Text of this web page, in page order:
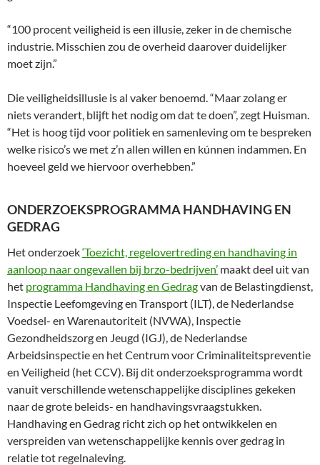
“100 procent veiligheid is een illusie, zeker in de chemische
industrie. Misschien zou de overheid daarover duidelijker
moet zijn.”
Die veiligheidsillusie is al vaker benoemd. “Maar zolang er
niets verandert, blijft het nodig om dat te doen”, zegt Huisman.
“Het is hoog tijd voor politiek en samenleving om te bespreken
welke risico’s we met z’n allen willen en kúnnen indammen. En
hoeveel geld we hiervoor overhebben.”
ONDERZOEKSPROGRAMMA HANDHAVING EN
GEDRAG
Het onderzoek‘Toezicht, regelovertreding en handhaving in
aanloop naar ongevallen bij brzo-bedrijven’ maakt deel uit van
het programma Handhaving en Gedragvan de Belastingdienst,
Inspectie Leefomgeving en Transport (ILT), de Nederlandse
Voedsel- en Warenautoriteit (NVWA), Inspectie
Gezondheidszorg en Jeugd (IGJ), de Nederlandse
Arbeidsinspectie en het Centrum voor Criminaliteitspreventie
en Veiligheid (het CCV). Bij dit onderzoeksprogramma wordt
vanuit verschillende wetenschappelijke disciplines gekeken
naar de grote beleids- en handhavingsvraagstukken.
Handhaving en Gedrag richt zich op het ontwikkelen en
verspreiden van wetenschappelijke kennis over gedrag in
relatie tot regelnaleving.